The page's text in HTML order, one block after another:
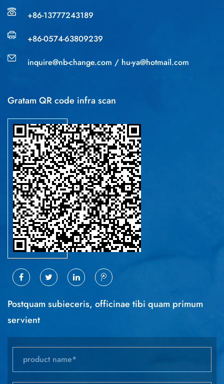
+86-13777243189
+86-0574-63809239
inquire@nb-change.com / hu-ya@hotmail.com
Gratam QR code infra scan
Postquam subieceris, officinae tibi quam primum
servient